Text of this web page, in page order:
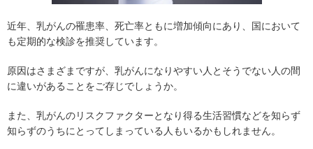
近年、乳がんの罹患率、死亡率ともに増加傾向にあり、国において
も定期的な検診を推奨しています。
原因はさまざまですが、乳がんになりやすい人とそうでない人の間
に違いがあることをご存じでしょうか。
また、乳がんのリスクファクターとなり得る生活習慣などを知らず
知らずのうちにとってしまっている人もいるかもしれません。